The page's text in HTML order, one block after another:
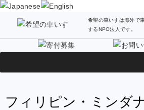
希望の車いすは海外で
するNPO法人です。
フィリピン・ミンダ